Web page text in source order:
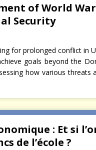
of World
Security
for prolonged conflict in
goals beyond the
how various threats
: Et si
de l’école ?